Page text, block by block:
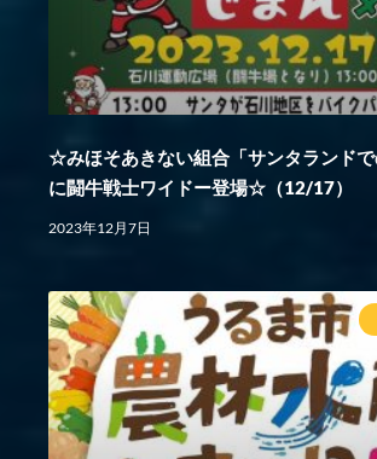
☆みほそあきない組合「サンタランドで
に闘牛戦士ワイドー登場☆（12/17）
2023年12月7日